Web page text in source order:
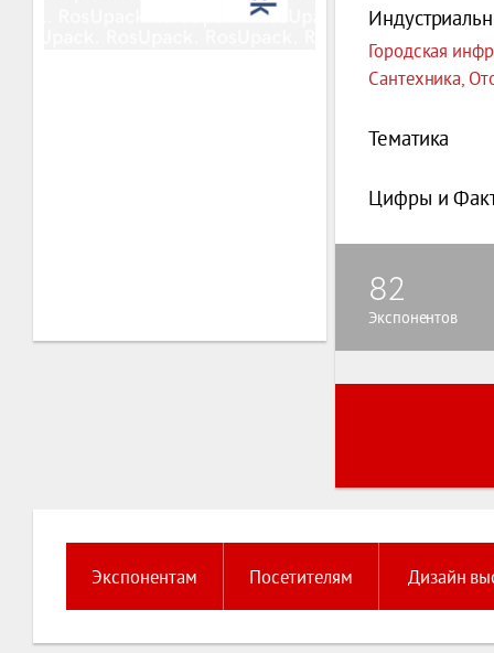
Городская
Сантехника,
Тематика
Цифры и
82
Экспонентов
Экспонентам Посетителям Дизайн